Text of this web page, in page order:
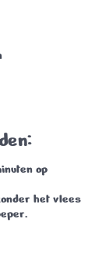
op
het vlees